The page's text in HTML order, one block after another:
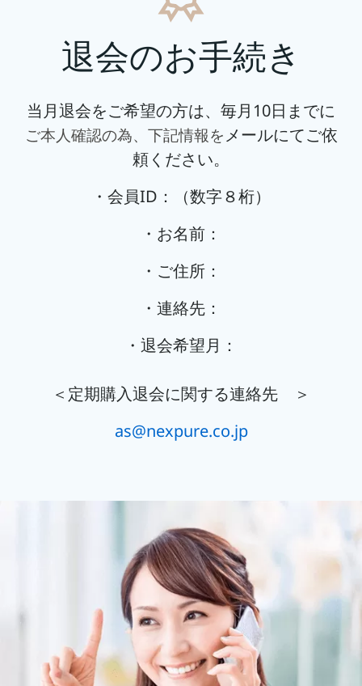
退会のお手続き
当月退会をご希望の方は、毎月10日までに
ご本人確認の為、下記情報をメールにてご依
頼ください。
・会員ID：（数字８桁）
・お名前：
・ご住所：
・連絡先：
・退会希望月：
＜定期購入退会に関する連絡先 ＞
as@nexpure.co.jp